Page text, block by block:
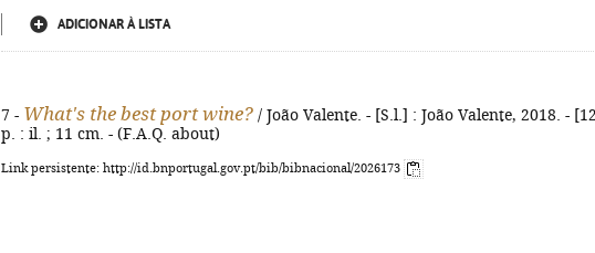
ADICIONAR À LISTA
7 - What's the best port wine? / João Valente. - [S.l.] : João Valente, 2018. -
p. : il. ; 11 cm. - (F.A.Q. about)
Link persistente: http://id.bnportugal.gov.pt/bib/bibnacional/2026173